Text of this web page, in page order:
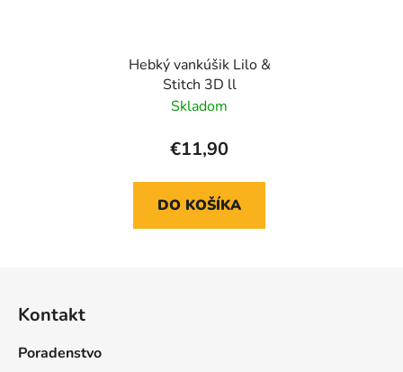
Hebký vankúšik Lilo &
Stitch 3D ll
Skladom
€11,90
DO KOŠÍKA
Kontakt
Poradenstvo